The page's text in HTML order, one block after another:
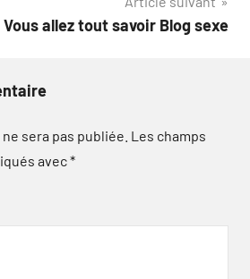
Vous allez tout savoir Blog sexe
sera pas publiée. Les champs
avec*